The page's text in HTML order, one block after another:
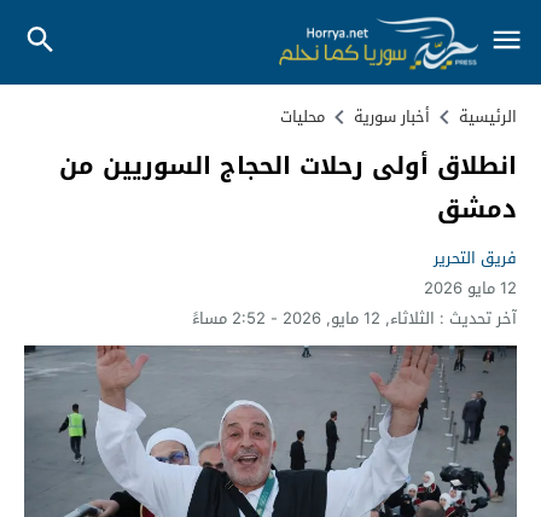
الرئيسية أخبار سورية محليات
انطلاق أولى رحلات الحجاج السوريين من
دمشق
فريق التحرير
12 مايو 2026
آخر تحديث : الثلاثاء, 12 مايو, 2026 - 2:52 مساءً